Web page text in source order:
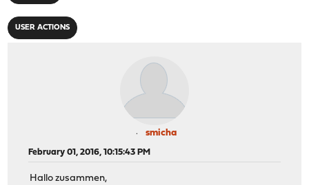
USER ACTIONS
smicha
February 01, 2016, 10:15:43 PM
Hallo zusammen,